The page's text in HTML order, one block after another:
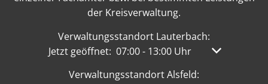
der Kreisverwaltung.
Verwaltungsstandort Lauterbach:
Klicken, um weitere Öffnungs- oder
Jetzt geöffnet: 07:00- 13:00Uhr
Von 07:00
Verwaltungsstandort Alsfeld: